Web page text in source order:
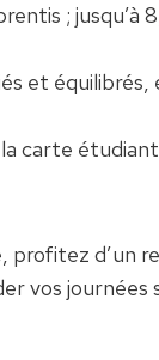
;
et
carte
profitez d’un
vos journées